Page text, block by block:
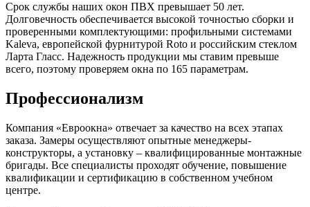
Срок службы наших окон ПВХ превышает 50 лет.
Долговечность обеспечивается высокой точностью сборки и
проверенными комплектующими: профильными системами
Kaleva, европейской фурнитурой Roto и российским стеклом
Ларта Гласс. Надежность продукции мы ставим превыше
всего, поэтому проверяем окна по 165 параметрам.
Профессионализм
Компания «Евроокна» отвечает за качество на всех этапах
заказа. Замеры осуществляют опытные менеджеры-
конструкторы, а установку – квалифицированные монтажные
бригады. Все специалисты проходят обучение, повышение
квалификации и сертификацию в собственном учебном
центре.